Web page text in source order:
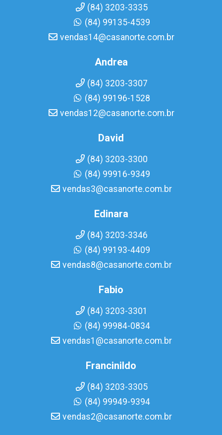
(84) 3203-3335
(84) 99135-4539
vendas14@casanorte.com.br
Andrea
(84) 3203-3307
(84) 99196-1528
vendas12@casanorte.com.br
David
(84) 3203-3300
(84) 99916-9349
vendas3@casanorte.com.br
Edinara
(84) 3203-3346
(84) 99193-4409
vendas8@casanorte.com.br
Fabio
(84) 3203-3301
(84) 99984-0834
vendas1@casanorte.com.br
Francinildo
(84) 3203-3305
(84) 99949-9394
vendas2@casanorte.com.br